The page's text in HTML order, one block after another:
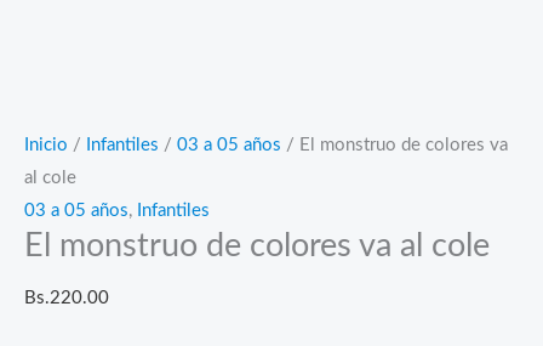
Inicio / Infantiles / 03 a 05 años / El monstruo de colores va
al cole
03 a 05 años, Infantiles
El monstruo de colores va al cole
Bs.220.00